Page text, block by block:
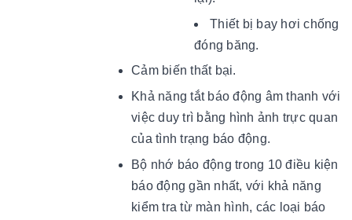
Thiết bị bay hơi chống
đóng băng.
Cảm biến thất bại.
Khả năng tắt báo động âm thanh với
việc duy trì bằng hình ảnh trực quan
của tình trạng báo động.
Bộ nhớ báo động trong 10 điều kiện
báo động gần nhất, với khả năng
kiểm tra từ màn hình, các loại báo